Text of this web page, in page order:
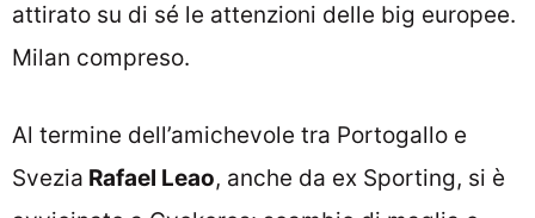
attirato su di sé le attenzioni delle big europee.
Milan compreso.
Al termine dell’amichevole tra Portogallo e
Svezia Rafael Leao, anche da ex Sporting, si è